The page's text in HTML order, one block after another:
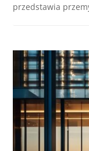
przedstawia